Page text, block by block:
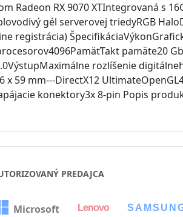
Radeon RX 9070 XTIntegrovaná s
gél serverovej triedyRGB
registrácia)
pamäte20
rozlíšenie
59 mm---DirectX12
konektory3x 8-pin Popis
PREDAJCA
Microsoft Lenovo